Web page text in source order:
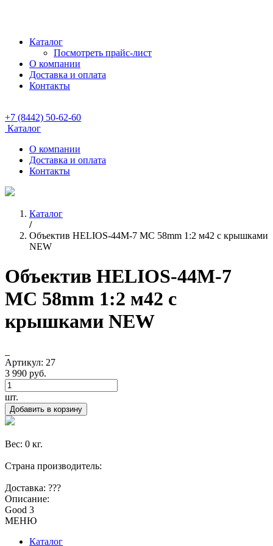
Каталог
Посмотреть прайс-лист
О компании
Доставка и оплата
Контакты
+7 (8442) 50-62-60
Каталог
О компании
Доставка и оплата
Контакты
Каталог
/
Объектив HELIOS-44M-7 MC 58mm 1:2 м42 с крышками
NEW
Объектив HELIOS-44M-7
MC 58mm 1:2 м42 с
крышками NEW
Артикул: 27
3 990 руб.
шт.
Добавить в корзину
Вес: 0 кг.
Страна производитель:
Доставка: ???
Описание:
Good 3
МЕНЮ
Каталог